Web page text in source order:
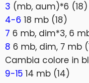
3 (mb, aum)*6 (18)
4-6 18 mb (18)
7 6 mb, dim*3, 6
8 6 mb, dim, 7 mb
Cambia colore in
9-15 14 mb (14)